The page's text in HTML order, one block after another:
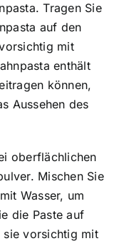
Tragen Sie
auf den
mit
enthält
können,
Aussehen des
oberflächlichen
Mischen Sie
Wasser, um
die Paste auf
sie vorsichtig mit